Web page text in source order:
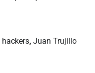
hackers, Juan Trujillo